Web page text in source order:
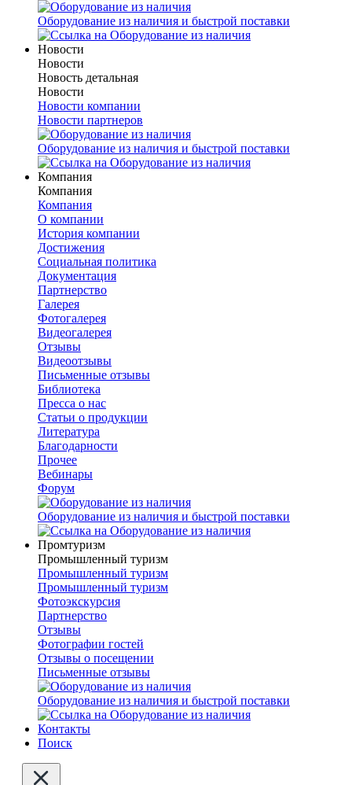
Оборудование из наличия и быстрой поставки
Новости
Новости
Новость детальная
Новости
Новости компании
Новости партнеров
Оборудование из наличия и быстрой поставки
Компания
Компания
Компания
О компании
История компании
Достижения
Социальная политика
Документация
Партнерство
Галерея
Фотогалерея
Видеогалерея
Отзывы
Видеоотзывы
Письменные отзывы
Библиотека
Пресса о нас
Статьи о продукции
Литература
Благодарности
Прочее
Вебинары
Форум
Оборудование из наличия и быстрой поставки
Промтуризм
Промышленный туризм
Промышленный туризм
Промышленный туризм
Фотоэкскурсия
Партнерство
Отзывы
Фотографии гостей
Отзывы о посещении
Письменные отзывы
Оборудование из наличия и быстрой поставки
Контакты
Поиск